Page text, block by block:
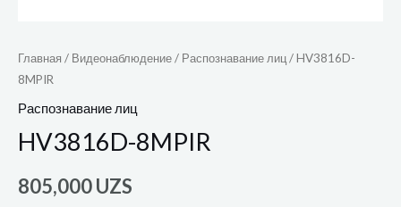
Главная / Видеонаблюдение/ Распознавание лиц/ HV3816D-
8MPIR
Распознавание лиц
HV3816D-8MPIR
805,000UZS